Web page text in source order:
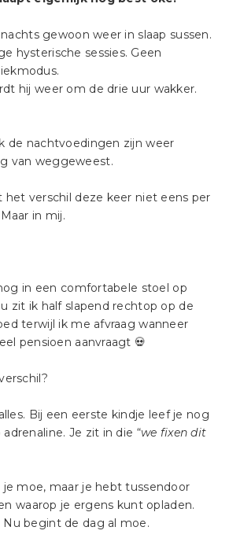
nachts gewoon weer in slaap sussen.
hysterische sessies. Geen
hij weer om de drie uur wakker.
de nachtvoedingen zijn weer
van weggeweest.
het verschil deze keer niet eens per
in mij.
in een comfortabele stoel op
zit ik half slapend rechtop op de
terwijl ik me afvraag wanneer
pensioen aanvraagt 💀
Bij een eerste kindje leef je nog
Je zit in die “we fixen dit
je moe, maar je hebt tussendoor
waarop je ergens kunt opladen.
begint de dag al moe.